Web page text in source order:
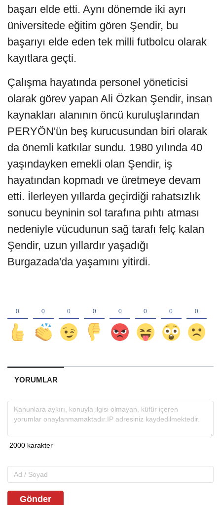
başarı elde etti. Aynı dönemde iki ayrı
üniversitede eğitim gören Şendir, bu
başarıyı elde eden tek milli futbolcu olarak
kayıtlara geçti.
Çalışma hayatında personel yöneticisi
olarak görev yapan Ali Özkan Şendir, insan
kaynakları alanının öncü kuruluşlarından
PERYÖN'ün beş kurucusundan biri olarak
da önemli katkılar sundu. 1980 yılında 40
yaşındayken emekli olan Şendir, iş
hayatından kopmadı ve üretmeye devam
etti. İlerleyen yıllarda geçirdiği rahatsızlık
sonucu beyninin sol tarafına pıhtı atması
nedeniyle vücudunun sağ tarafı felç kalan
Şendir, uzun yıllardır yaşadığı
Burgazada'da yaşamını yitirdi.
YORUMLAR
Gönder